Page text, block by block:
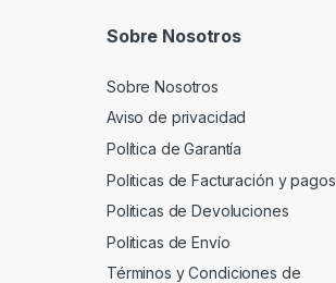
Sobre Nosotros
Sobre Nosotros
Aviso de privacidad
Política de Garantía
Politicas de Facturación y pagos
Politicas de Devoluciones
Politicas de Envío
Términos y Condiciones de